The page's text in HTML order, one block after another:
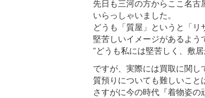
先日も三河の方からここ名
いらっしゃいました。
どうも「質屋」というと「
堅苦しいイメージがあるよ
”どうも私には堅苦しく、敷
ですが、実際には買取に関
質預りについても難しいこと
さすがに今の時代『着物姿